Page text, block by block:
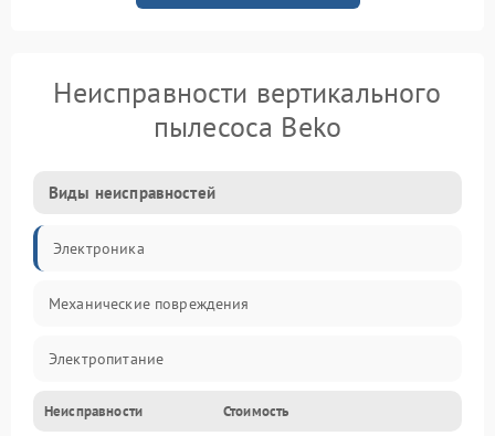
Неисправности вертикального
пылесоса Beko
Виды неисправностей
Электроника
Механические повреждения
Электропитание
Механика
Неисправности Стоимость